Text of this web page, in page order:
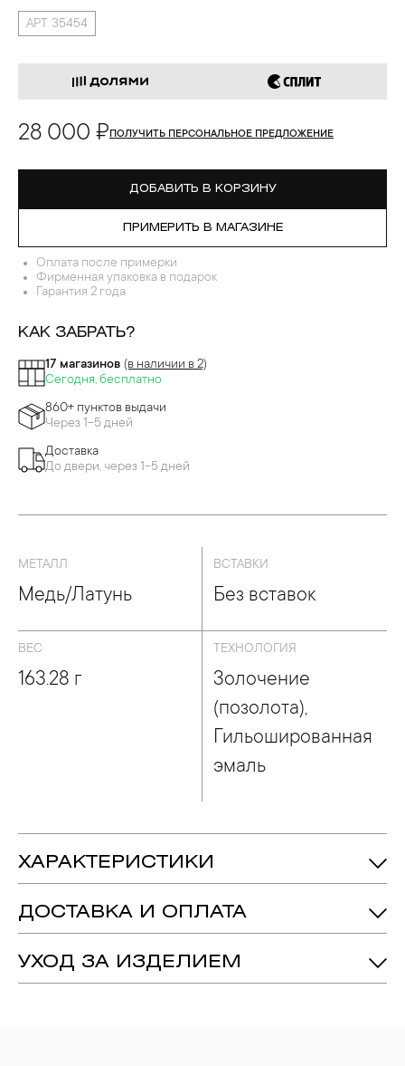
АРТ. 35454
28 000 ₽ ПОЛУЧИТЬ ПЕРСОНАЛЬНОЕ ПРЕДЛОЖЕНИЕ
ДОБАВИТЬ В КОРЗИНУ
ПРИМЕРИТЬ В МАГАЗИНЕ
Оплата после примерки
Фирменная упаковка в подарок
Гарантия 2 года
КАК ЗАБРАТЬ?
17 магазинов (в наличии в 2)
Сегодня, бесплатно
860+ пунктов выдачи
Через 1-5 дней
Доставка
До двери, через 1-5 дней
МЕТАЛЛ
Медь/Латунь
ВСТАВКИ
Без вставок
ВЕС
163.28 г
ТЕХНОЛОГИЯ
Золочение
(позолота),
Гильошированная
эмаль
ХАРАКТЕРИСТИКИ
Металл: Медь/Латунь
Технология:
Золочение (позолота),
Гильошированная Эмаль
ДОСТАВКА И ОПЛАТА
УХОД ЗА ИЗДЕЛИЕМ